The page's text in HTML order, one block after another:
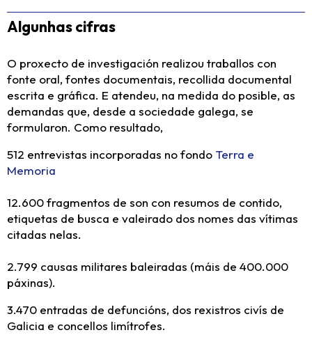
Algunhas cifras
O proxecto de investigación realizou traballos con
fonte oral, fontes documentais, recollida documental
escrita e gráfica. E atendeu, na medida do posible, as
demandas que, desde a sociedade galega, se
formularon. Como resultado,
512 entrevistas incorporadas no fondo Terra e
Memoria
12.600 fragmentos de son con resumos de contido,
etiquetas de busca e valeirado dos nomes das vítimas
citadas nelas.
2.799 causas militares baleiradas (máis de 400.000
páxinas).
3.470 entradas de defuncións, dos rexistros civís de
Galicia e concellos limítrofes.